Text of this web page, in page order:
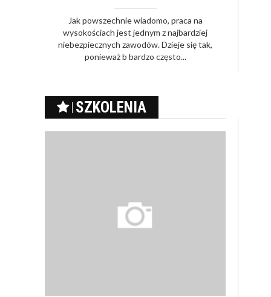
Jak powszechnie wiadomo, praca na
wysokościach jest jednym z najbardziej
niebezpiecznych zawodów. Dzieje się tak,
ponieważ b bardzo często...
SZKOLENIA